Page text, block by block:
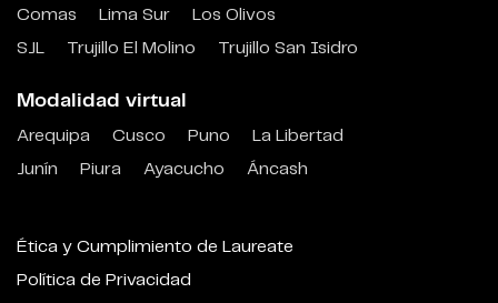
Comas
Lima Sur
Los Olivos
SJL
Trujillo El Molino Trujillo San Isidro
Modalidad virtual
Arequipa Cusco Puno
La Libertad
Junín
Piura Ayacucho Áncash
Ética y Cumplimiento de Laureate
Política de Privacidad